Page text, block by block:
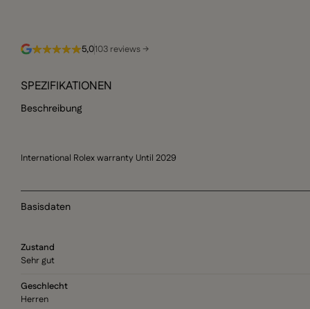
5,0103 reviews →
SPEZIFIKATIONEN
Beschreibung
International Rolex warranty Until 2029
Basisdaten
Zustand
Sehr gut
Geschlecht
Herren